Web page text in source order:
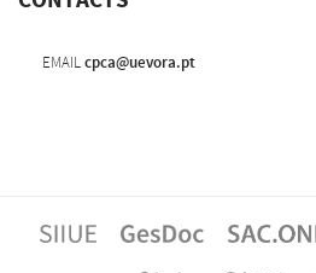
EMAILcpca@uevora.pt